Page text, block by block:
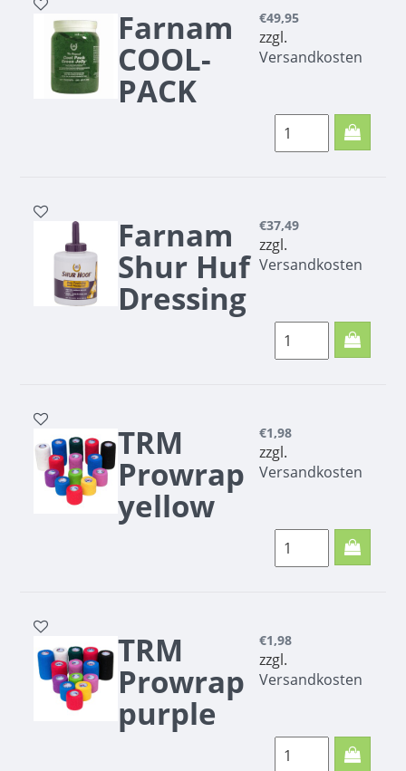
Farnam
COOL-
PACK
Farnam COOL-PACK
GREEN JELLY - 1,89 L
€49,95
zzgl.
Versandkosten
Farnam
Shur Huf
Dressing
brush - Pferdepflege
| mypetworld
€37,49
zzgl.
Versandkosten
TRM
Prowrap
yellow
5cm
€1,98
zzgl.
Versandkosten
TRM
Prowrap
purple
5cm
€1,98
zzgl.
Versandkosten